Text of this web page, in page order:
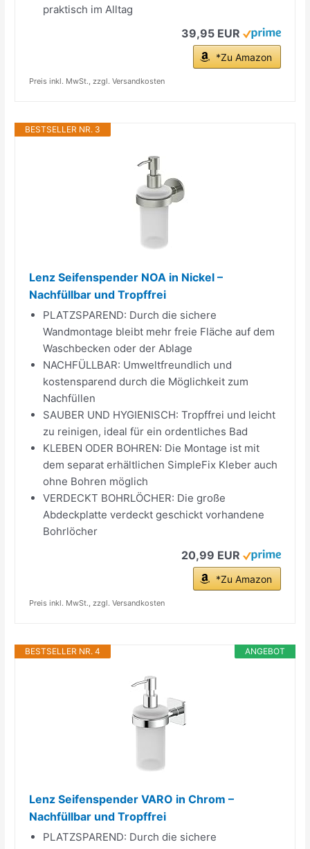
praktisch im Alltag
39,95 EUR
*Zu Amazon
Preis inkl. MwSt., zzgl. Versandkosten
BESTSELLER NR. 3
Lenz Seifenspender NOA in Nickel –
Nachfüllbar und Tropffrei
PLATZSPAREND: Durch die sichere
Wandmontage bleibt mehr freie Fläche auf dem
Waschbecken oder der Ablage
NACHFÜLLBAR: Umweltfreundlich und
kostensparend durch die Möglichkeit zum
Nachfüllen
SAUBER UND HYGIENISCH: Tropffrei und leicht
zu reinigen, ideal für ein ordentliches Bad
KLEBEN ODER BOHREN: Die Montage ist mit
dem separat erhältlichen SimpleFix Kleber auch
ohne Bohren möglich
VERDECKT BOHRLÖCHER: Die große
Abdeckplatte verdeckt geschickt vorhandene
Bohrlöcher
20,99 EUR
*Zu Amazon
Preis inkl. MwSt., zzgl. Versandkosten
ANGEBOT
BESTSELLER NR. 4
Lenz Seifenspender VARO in Chrom –
Nachfüllbar und Tropffrei
PLATZSPAREND: Durch die sichere